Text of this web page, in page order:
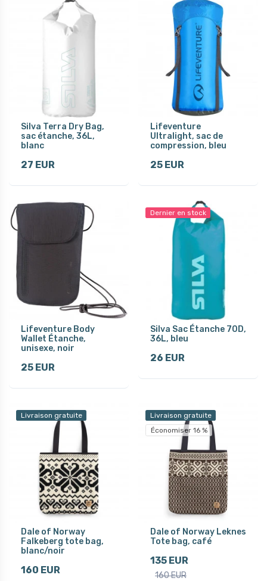
Silva Terra Dry Bag,
sac étanche, 36L,
blanc
27 EUR
Lifeventure
Ultralight, sac de
compression, bleu
25 EUR
Lifeventure Body
Wallet Étanche,
unisexe, noir
25 EUR
Dernier en stock
Silva Sac Étanche 70D,
36L, bleu
26 EUR
Livraison gratuite
Dale of Norway
Falkeberg tote bag,
blanc/noir
160 EUR
Livraison gratuite
Économiser 16 %
Dale of Norway Leknes
Tote bag, café
135 EUR
160 EUR